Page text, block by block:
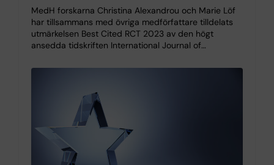
MedH forskarna Christina Alexandrou och Marie Löf
har tillsammans med övriga medförfattare tilldelats
utmärkelsen Best Cited RCT 2023 av den högt
ansedda tidskriften International Journal of…